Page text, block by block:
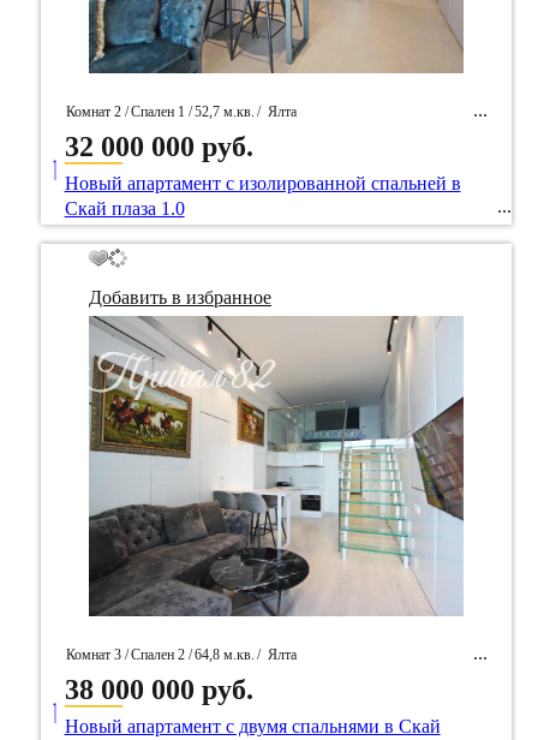
Комнат 2 /Спален 1 /52,7 м.кв. / Ялта
/ Идентификатор собственность 54557
32 000 000 руб.
____
Новый апартамент с изолированной спальней в
Скай плаза 1.0
Добавить в избранное
Комнат 3 /Спален 2 /64,8 м.кв. / Ялта
/ Идентификатор собственность 54538
38 000 000 руб.
____
Новый апартамент с двумя спальнями в Скай